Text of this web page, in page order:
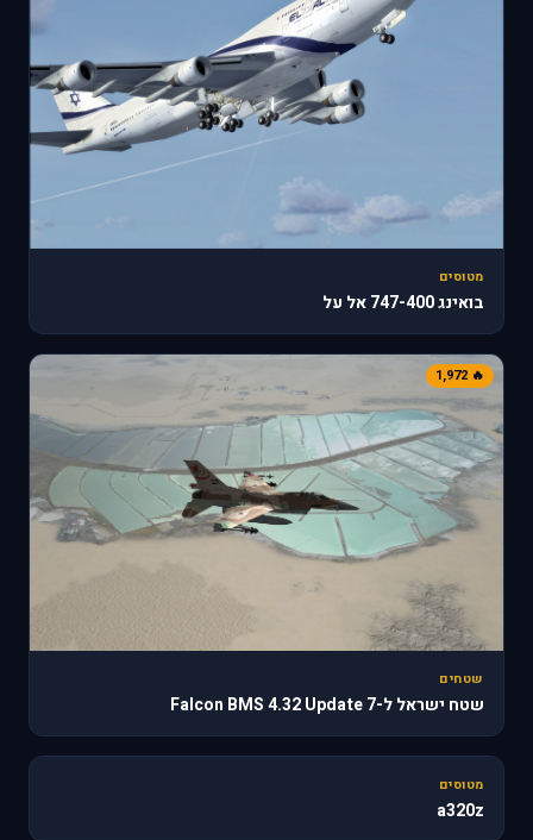
מטוסים
בואינג 747-400 אל על
🔥 1,972
שטחים
שטח ישראל ל-Falcon BMS 4.32 Update 7
🔥 818
מטוסים
a320z